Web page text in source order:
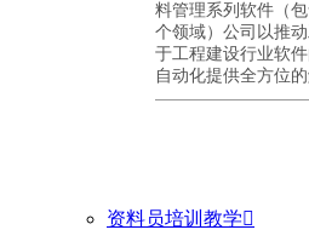
料管理系列软件（
个领域）公司以推
于工程建设行业软
自动化提供全方位的
资料员培训教学